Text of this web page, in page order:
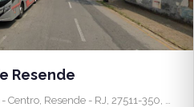
Resende
R. Pintor Nunes de Paula, 119 - Centro, Resende - RJ, 27511-350, Brasil